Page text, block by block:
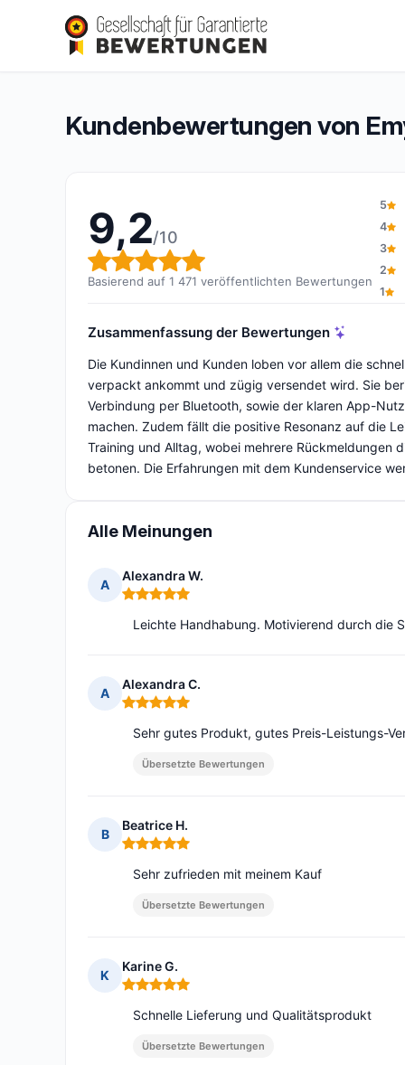
Emy By Fizimed
Gesamtbewertung: 9,2 von 10
9,2/10(1 471 Bewertungen)
Kundenbewertungen von
9,2/10
Gesamtbewertung: 9,2 von
Basierend auf 1 471 veröffentlichten Bewertungen
5
4
3
2
1
Zusammenfassung der Bewertungen
Die Kundinnen und Kunden loben vor allem die
verpackt ankommt und zügig versendet wird. Sie
Verbindung per Bluetooth, sowie der klaren App-
machen. Zudem fällt die positive Resonanz auf die
Training und Alltag, wobei mehrere Rückmeldungen
betonen. Die Erfahrungen mit dem Kundenservice
Alle Meinungen
A
Alexandra W.
Hinweis: 5 von 5
Leichte Handhabung. Motivierend durch die
A
Alexandra C.
Hinweis: 5 von 5
Sehr gutes Produkt, gutes Preis-Leistungs-
Übersetzte Bewertungen
B
Beatrice H.
Hinweis: 5 von 5
Sehr zufrieden mit meinem Kauf
Übersetzte Bewertungen
K
Karine G.
Hinweis: 5 von 5
Schnelle Lieferung und Qualitätsprodukt
Übersetzte Bewertungen